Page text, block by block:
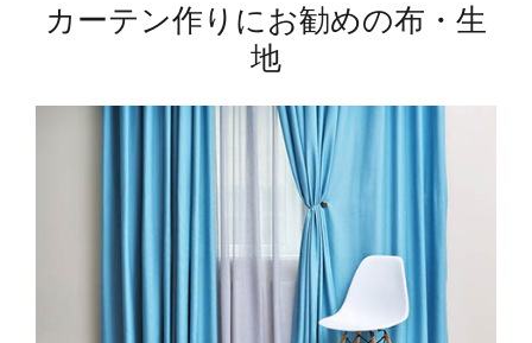
カーテン作りにお勧めの布・生
地